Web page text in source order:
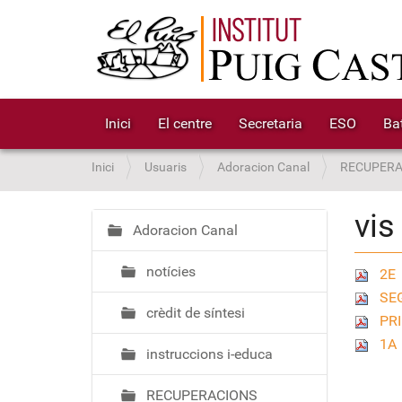
Inici El centre Secretaria ESO
S
o
u
:
Inici Usuaris Adoracion Canal
vis
2E
1A
N
a
e
a
Adoracion Canal
notícies
crèdit de síntesi
instruccions i-educa
RECUPERACIONS